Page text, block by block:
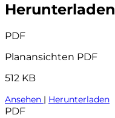
Herunterladen
PDF
Planansichten PDF
512 KB
Ansehen | Herunterladen
PDF